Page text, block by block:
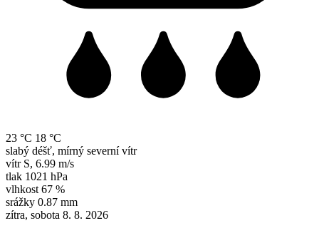
23 °C 18 °C
slabý déšť, mírný severní vítr
vítr S, 6.99 m/s
tlak 1021 hPa
vlhkost 67 %
srážky 0.87 mm
zítra, sobota 8. 8. 2026